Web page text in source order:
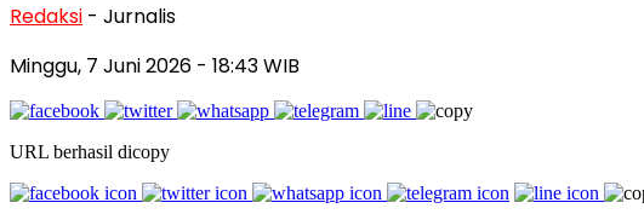
Redaksi - Jurnalis
Minggu, 7 Juni 2026 - 18:43 WIB
URL berhasil dicopy